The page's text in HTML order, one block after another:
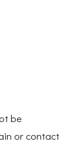
be
or contact